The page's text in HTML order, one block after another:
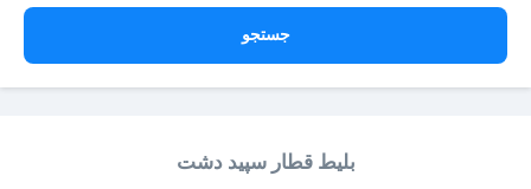
جستجو
بلیط قطار سپید دشت